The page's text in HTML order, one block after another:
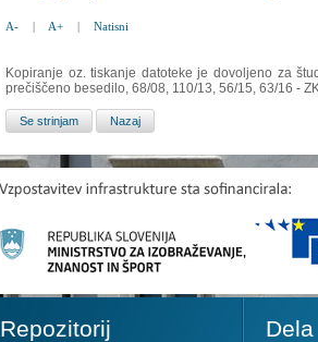
A- | A+ | Natisni
Kopiranje oz. tiskanje datoteke je dovoljeno za
prečiščeno besedilo, 68/08, 110/13, 56/15, 63/16 -
Repozitorij Dela